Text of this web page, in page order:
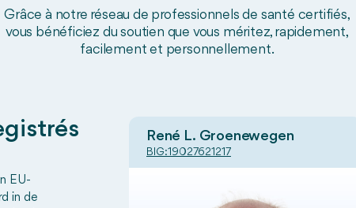
Grâce à notre réseau de professionnels de santé certifiés,
vous bénéficiez du soutien que vous méritez, rapidement,
facilement et personnellement.
EU-
in de
René L. Groenewegen
BIG:19027621217